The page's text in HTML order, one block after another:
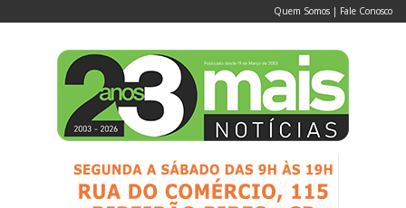
Quem Somos | Fale Conosco